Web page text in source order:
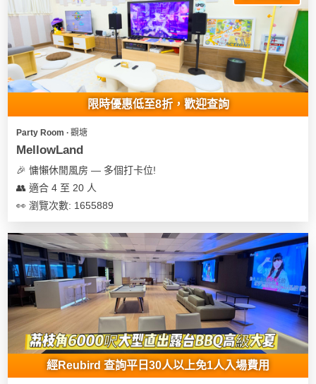
限時優惠低至8折，歡迎查詢
Party Room ∙ 觀塘
MellowLand
🎉 慵懶休閒風房 — 多個打卡位!
👥 適合 4 至 20 人
👀 瀏覽次數: 1655889
經Reubird 查詢平日30人以上免1人入場費用